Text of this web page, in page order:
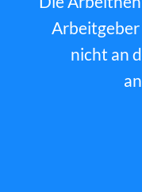
nicht an